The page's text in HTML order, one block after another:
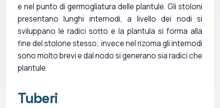
e nel punto di germogliatura delle plantule. Gli stoloni
presentano lunghi internodi, a livello dei nodi si
sviluppano le radici sotto e la plantula si forma alla
fine del stolone stesso; invece nel rizoma gli internodi
sono molto brevi e dal nodo si generano sia radici che
plantule.
Tuberi